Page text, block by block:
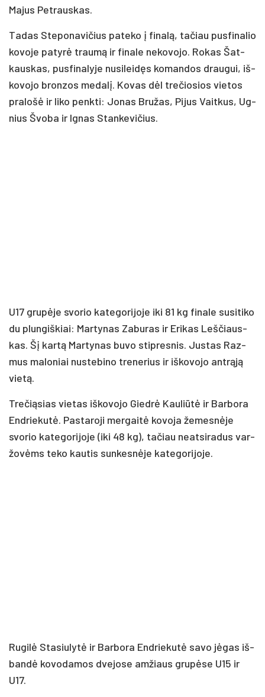
Ma­jus Pet­raus­kas.
Ta­das Ste­po­na­vi­čius pa­te­ko į fi­na­lą, ta­čiau pus­fi­na­lio
ko­vo­je pa­ty­rė trau­mą ir fi­na­le ne­ko­vo­jo. Ro­kas Šat­
kaus­kas, pus­fi­na­ly­je nu­si­lei­dęs ko­man­dos drau­gui, iš­
ko­vo­jo bron­zos me­da­lį. Ko­vas dėl tre­čio­sios vie­tos
pra­lo­šė ir li­ko penk­ti: Jo­nas Bru­žas, Pi­jus Vait­kus, Ug­
nius Švo­ba ir Ig­nas Stan­ke­vi­čius.
U17 gru­pė­je svo­rio ka­te­go­ri­jo­je iki 81 kg fi­na­le su­si­ti­ko
du plun­giš­kiai: Mar­ty­nas Za­bu­ras ir Eri­kas Leš­čiaus­
kas. Šį kar­tą Mar­ty­nas bu­vo stip­res­nis. Jus­tas Raz­
mus ma­lo­niai nu­ste­bi­no tre­ne­rius ir iš­ko­vo­jo ant­rą­ją
vie­tą.
Tre­čią­sias vie­tas iš­ko­vo­jo Gied­rė Kau­liū­tė ir Bar­bo­ra
End­rie­ku­tė. Pas­ta­ro­ji mer­gai­tė ko­vo­ja že­mes­nė­je
svo­rio ka­te­go­ri­jo­je (iki 48 kg), ta­čiau neat­si­ra­dus var­
žo­vėms te­ko kau­tis sun­kes­nė­je ka­te­go­ri­jo­je.
Ru­gi­lė Sta­siu­ly­tė ir Bar­bo­ra End­rie­ku­tė sa­vo jė­gas iš­
ban­dė ko­vo­da­mos dve­jo­se am­žiaus gru­pė­se U15 ir
U17.